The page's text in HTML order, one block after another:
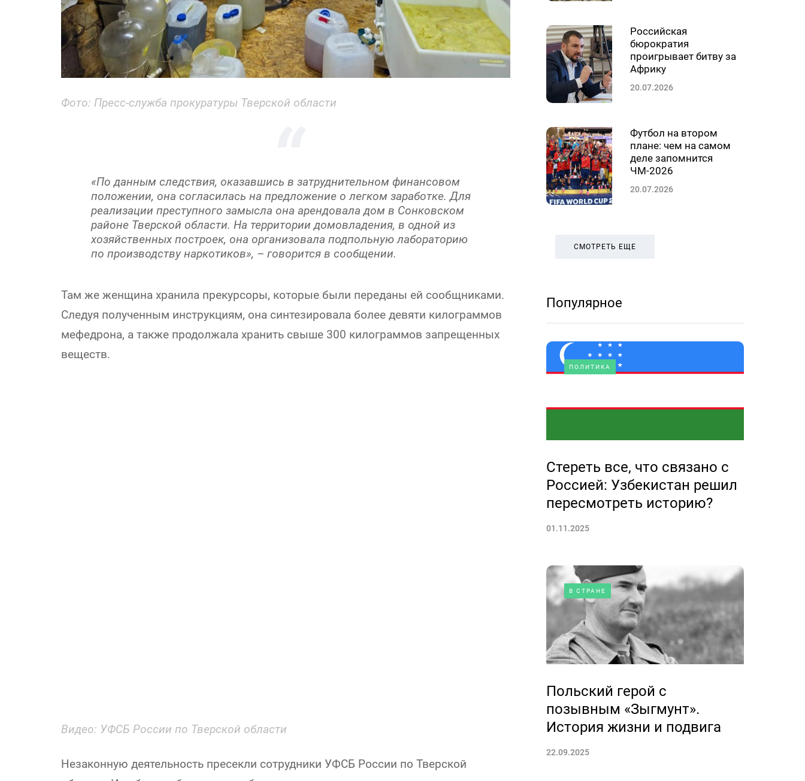
Фото: Пресс-служба прокуратуры Тверской области
«По данным следствия, оказавшись в затруднительном финансовом
положении, она согласилась на предложение о легком заработке. Для
реализации преступного замысла она арендовала дом в Сонковском
районе Тверской области. На территории домовладения, в одной из
хозяйственных построек, она организовала подпольную лабораторию
по производству наркотиков», – говорится в сообщении.
Там же женщина хранила прекурсоры, которые были переданы ей сообщниками.
Следуя полученным инструкциям, она синтезировала более девяти килограммов
мефедрона, а также продолжала хранить свыше 300 килограммов запрещенных
веществ.
Видео: УФСБ России по Тверской области
Незаконную деятельность пресекли сотрудники УФСБ России по Тверской
Российская
бюрократия
проигрывает битву за
Африку
20.07.2026
Футбол на втором
плане: чем на самом
деле запомнится
ЧМ-2026
20.07.2026
СМОТРЕТЬ ЕЩЕ
Популярное
ПОЛИТИКА
Стереть все, что связано с
Россией: Узбекистан решил
пересмотреть историю?
01.11.2025
В СТРАНЕ
Польский герой с
позывным «Зыгмунт».
История жизни и подвига
22.09.2025